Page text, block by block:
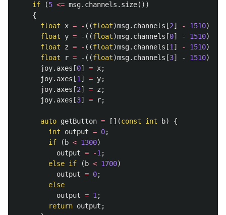
if
(5 <= msg. channels . size())
{
float
x = - ((float)msg. channels [2] - 1510)
float
y = - ((float)msg. channels [0] - 1510)
float
z = - ((float)msg. channels [1 ] - 1510)
float
r = - ((float)msg. channels [3] - 1510)
joy. axes [0] = x;
joy. axes [1 ] = y;
joy. axes [2] = z ;
joy. axes [3] = r;
auto getButton = [](const int b)
{
int
output = 0;
if
( b < 1300)
output = -1 ;
else if ( b < 1700)
output = 0;
else
output = 1 ;
return output ;